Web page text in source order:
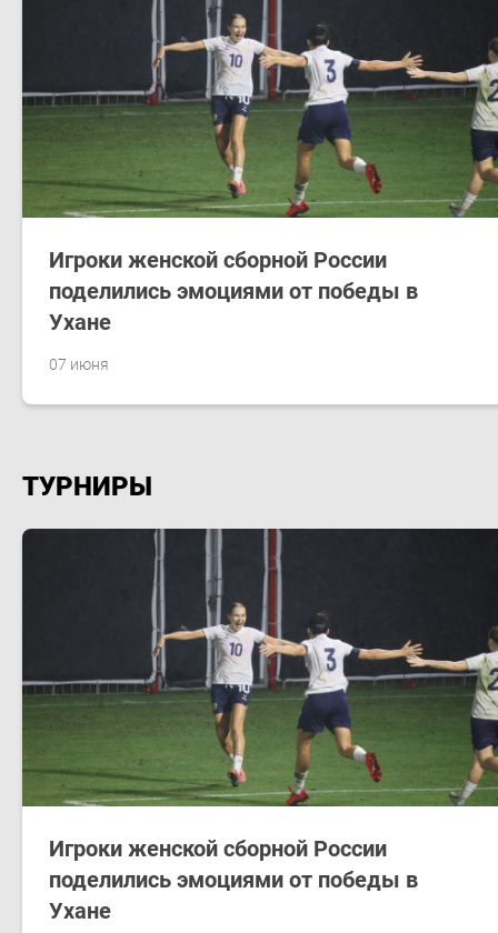
07 июня
Игроки женской сборной России
поделились эмоциями от победы в
Ухане
ТУРНИРЫ
Игроки женской сборной России
поделились эмоциями от победы в
Ухане